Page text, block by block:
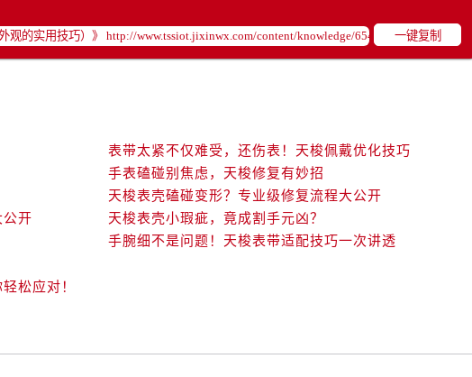
一键复制
表带太紧不仅难受，还伤表！天梭佩戴优化技巧
手表磕碰别焦虑，天梭修复有妙招
天梭表壳磕碰变形？专业级修复流程大公开
公开
天梭表壳小瑕疵，竟成割手元凶？
手腕细不是问题！天梭表带适配技巧一次讲透
松应对！